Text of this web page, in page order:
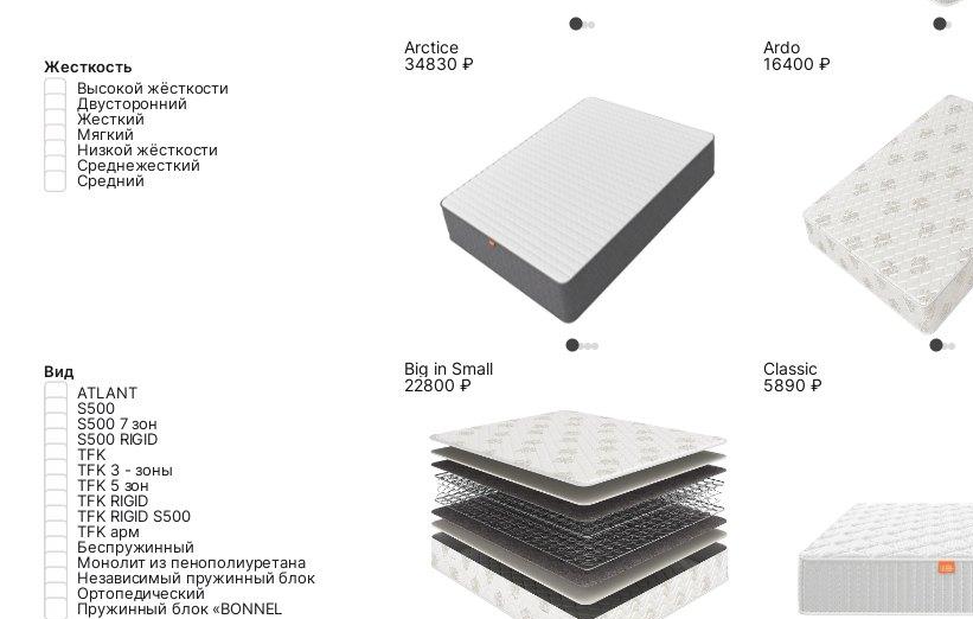
Жесткость
Высокой жёс­ткос­ти
Двусторонний
Жесткий
Мягкий
Низ­кой жёс­ткос­ти
Среднежесткий
Средний
Вид
ATLANT
S500
S500 7 зон
S500 RIGID
TFK
TFK 3 - зоны
TFK 5 зон
TFK RIGID
TFK RIGID S500
TFK арм
Беспружинный
Монолит из пенополиуретана
Независимый пружинный блок
Ортопедический
Пружинный блок «BONNEL
Arctice
34830 ₽
Ardo
16400 ₽
Big in Small
22800 ₽
Classic
5890 ₽